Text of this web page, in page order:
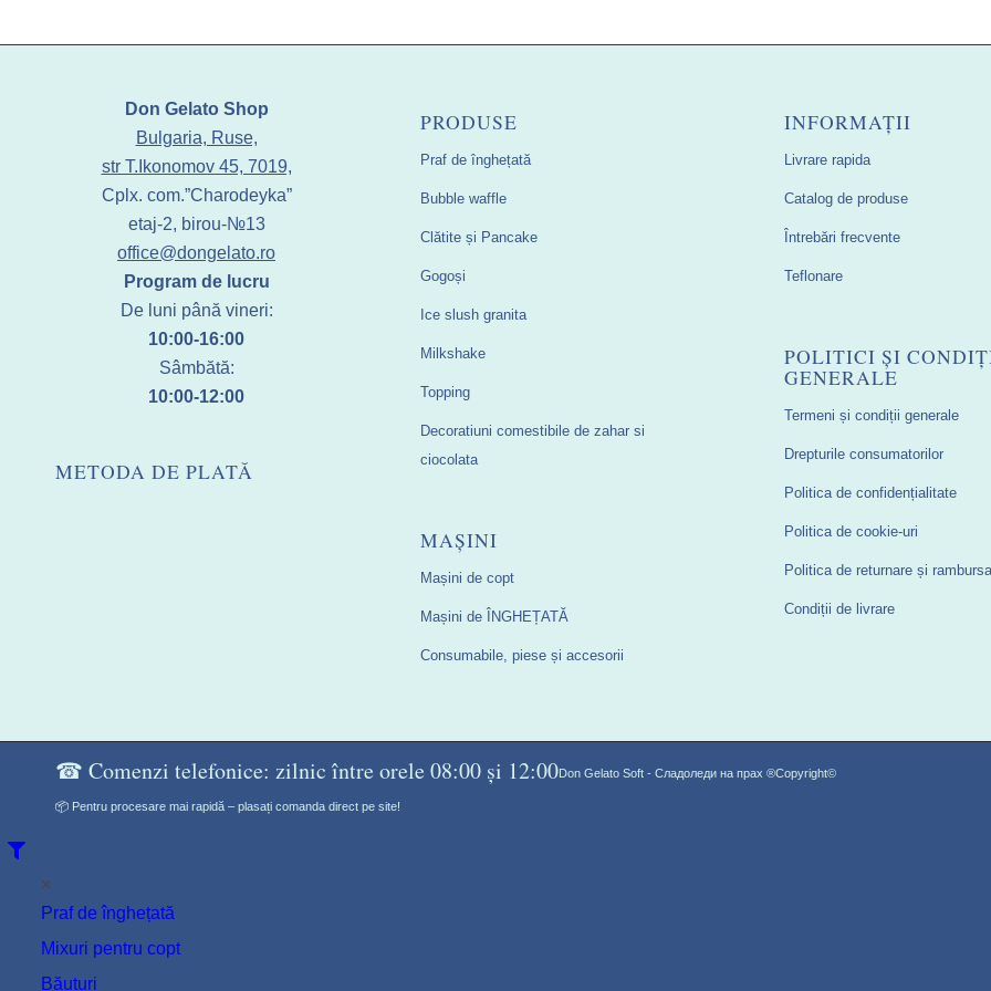
Don Gelato Shop
Bulgaria, Ruse,
str T.Ikonomov 45, 7019,
Cplx. com.”Charodeyka”
etaj-2, birou-№13
office@dongelato.ro
Program de lucru
De luni până vineri:
10:00-16:00
Sâmbătă:
10:00-12:00
METODA DE PLATĂ
PRODUSE
Praf de înghețată
Bubble waffle
Clătite și Pancake
Gogoși
Ice slush granita
Milkshake
Topping
Decoratiuni comestibile de zahar si
ciocolata
MAȘINI
Mașini de copt
Mașini de ÎNGHEȚATĂ
Consumabile, piese și accesorii
INFORMAȚII
Livrare rapida
Catalog de produse
Întrebări frecvente
Teflonare
POLITICI ȘI
GENERALE
Termeni și condiții generale
Drepturile consumatorilor
Politica de confidențialitate
Politica de cookie-uri
Politica de returnare și
Condiții de livrare
☎ Comenzi telefonice: zilnic între orele 08:00 și 12:00
📦 Pentru procesare mai rapidă – plasați comanda direct pe site!
Don Gelato Soft - Сладоледи на прах ®Copyright©
×
Praf de înghețată
Mixuri pentru copt
Băuturi